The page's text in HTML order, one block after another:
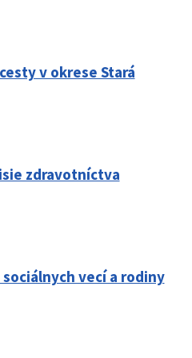
v okrese Stará
zdravotníctva
vecí a rodiny